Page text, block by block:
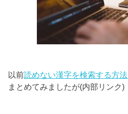
以前読めない漢字を検索する方法
まとめてみましたが(内部リンク)